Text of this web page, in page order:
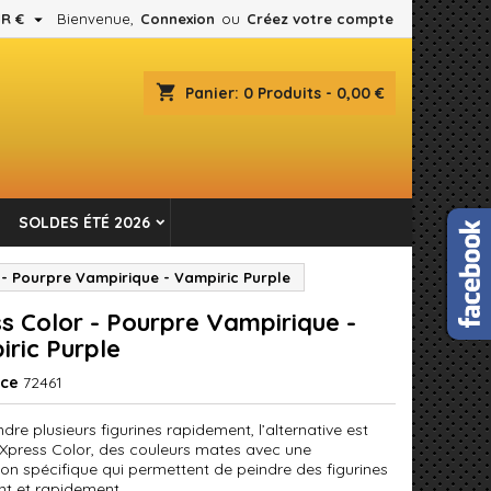
Bienvenue, Connexion ou Créez votre compte
€ 
shopping_cart Panier: 0 Produits - 0,00 €
SOLDES ÉTÉ 2026
Pourpre Vampirique - Vampiric Purple
Color - Pourpre Vampirique -
Purple
72461
plusieurs figurines rapidement, l’alternative est
Color, des couleurs mates avec une
spécifique qui permettent de peindre des figurines